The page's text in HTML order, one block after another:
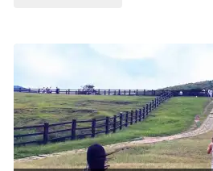
之
爭，